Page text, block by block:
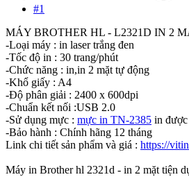
#1
MÁY BROTHER HL - L2321D IN 2
-Loại máy : in laser trắng đen
-Tốc độ in : 30 trang/phút
-Chức năng : in,in 2 mặt tự động
-Khổ giấy : A4
-Độ phân giải : 2400 x 600dpi
-Chuẩn kết nối :USB 2.0
-Sử dụng mực : mực in TN-2385 in
-Bảo hành : Chính hãng 12 tháng
Link chi tiết sản phẩm và giá : https://
Máy in Brother hl 2321d - in 2 mặt tiện